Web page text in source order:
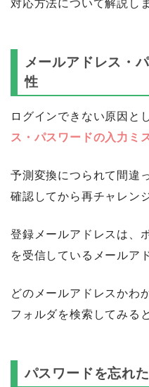
対応方法について解説し
メールアドレス・
性
ログインできない原因と
ス・パスワードの入力ミ
予測変換につられて間違
確認してから再チャレン
登録メールアドレスは、
を受信しているメールア
どのメールアドレスかわ
フォルダを検索してみる
パスワードを忘れ